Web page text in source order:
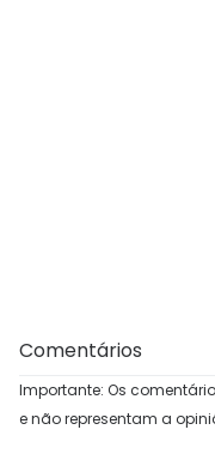
Comentários
Importante: Os
e não representam a